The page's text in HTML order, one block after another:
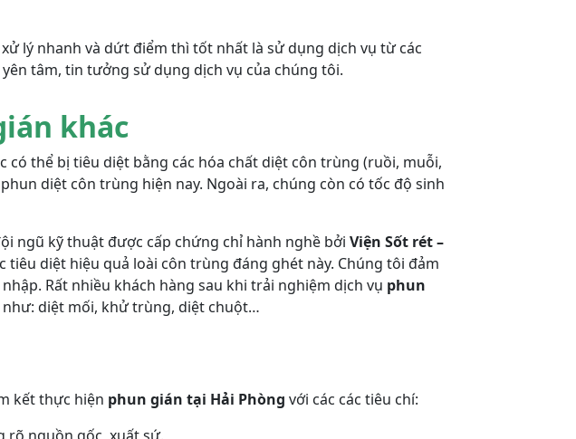
lý nhanh và dứt điểm thì tốt nhất là sử dụng dịch vụ từ các
tâm, tin tưởng sử dụng dịch vụ của chúng tôi.
khác
thể bị tiêu diệt bằng các hóa chất diệt côn trùng (ruồi, muỗi,
diệt côn trùng hiện nay. Ngoài ra, chúng còn có tốc độ sinh
ngũ kỹ thuật được cấp chứng chỉ hành nghề bởi Viện Sốt rét –
diệt hiệu quả loài côn trùng đáng ghét này. Chúng tôi đảm
Rất nhiều khách hàng sau khi trải nghiệm dịch vụ phun
diệt mối, khử trùng, diệt chuột…
kết thực hiện phun gián tại Hải Phòng với các các tiêu chí: